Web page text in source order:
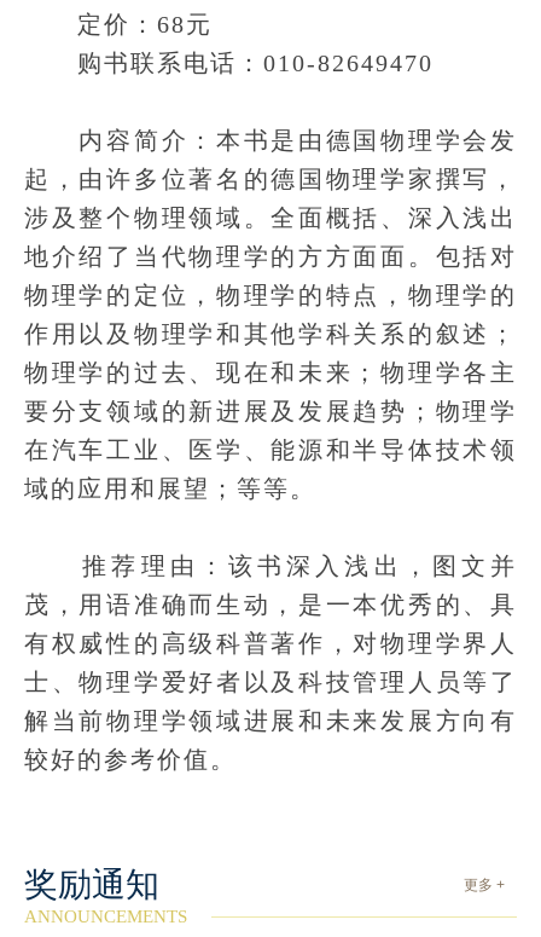
定价：68元
购书联系电话：010-82649470
内容简介：本书是由德国物理学会发
起，由许多位著名的德国物理学家撰写，
涉及整个物理领域。全面概括、深入浅出
地介绍了当代物理学的方方面面。包括对
物理学的定位，物理学的特点，物理学的
作用以及物理学和其他学科关系的叙述；
物理学的过去、现在和未来；物理学各主
要分支领域的新进展及发展趋势；物理学
在汽车工业、医学、能源和半导体技术领
域的应用和展望；等等。
推荐理由：该书深入浅出，图文并
茂，用语准确而生动，是一本优秀的、具
有权威性的高级科普著作，对物理学界人
士、物理学爱好者以及科技管理人员等了
解当前物理学领域进展和未来发展方向有
较好的参考价值。
奖励通知 更多 +
ANNOUNCEMENTS